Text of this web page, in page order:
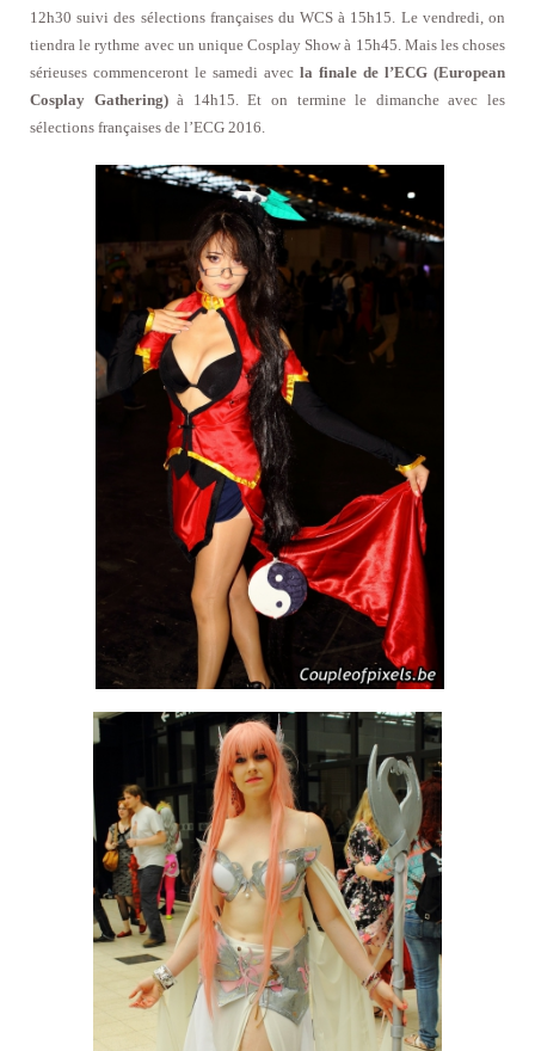
12h30 suivi des sélections françaises du WCS à 15h15. Le vendredi, on
tiendra le rythme avec un unique Cosplay Show à 15h45. Mais les choses
sérieuses commenceront le samedi avec la finale de l’ECG (European
Cosplay Gathering)à 14h15. Et on termine le dimanche avec les
sélections françaises de l’ECG 2016.